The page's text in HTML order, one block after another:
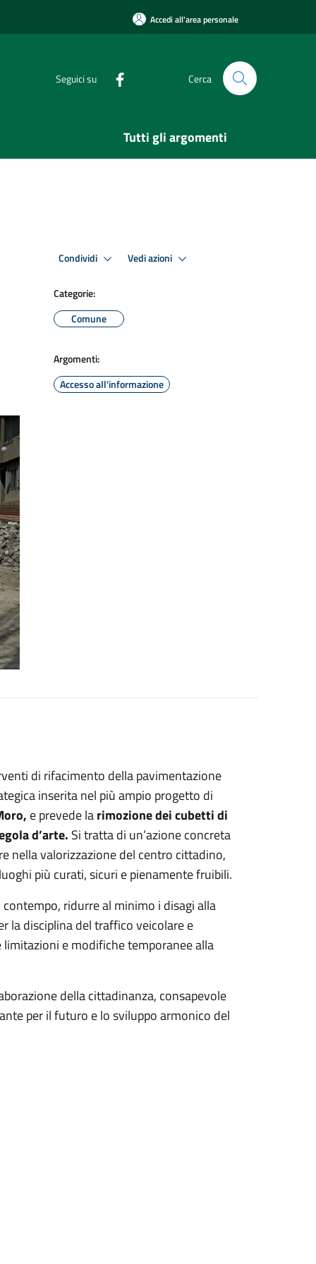
Accedi all'area personale
Seguici su Cerca
Tutti gli argomenti
Condividi Vedi azioni
Categorie:
Comune
Argomenti:
Accesso all'informazione
di rifacimento della pavimentazione
inserita nel più ampio progetto di
e prevede larimozione dei cubetti di
d’arte. Si tratta di un’azione concreta
nella valorizzazione del centro cittadino,
più curati, sicuri e pienamente fruibili.
ridurre al minimo i disagi alla
la disciplina del traffico veicolare e
e modifiche temporanee alla
della cittadinanza, consapevole
per il futuro e lo sviluppo armonico del